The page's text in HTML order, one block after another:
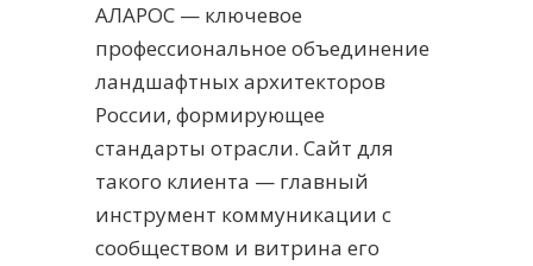
АЛАРОС — ключевое
профессиональное объединение
ландшафтных архитекторов
России, формирующее
стандарты отрасли. Сайт для
такого клиента — главный
инструмент коммуникации с
сообществом и витрина его